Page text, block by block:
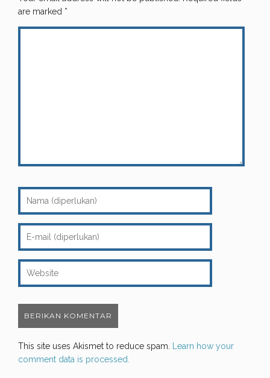
are marked *
This site uses Akismet to reduce spam.
Learn how your
comment data is processed.